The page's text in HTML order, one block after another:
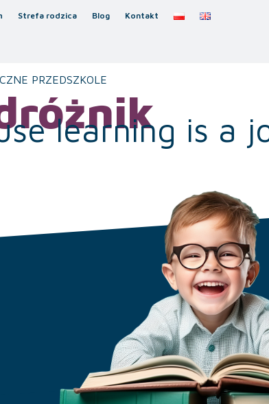
Strefa rodzica Blog Kontakt
PRZEDSZKOLE
learning is a